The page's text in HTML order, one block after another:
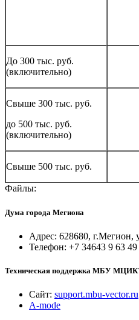
До 300 тыс. руб.
(включительно)
Свыше 300 тыс. руб.
до 500 тыс. руб.
(включительно)
Свыше 500 тыс. руб.
Файлы:
Дума города Мегиона
Адрес: 628680, г.Мегион,
Телефон: +7 34643 9 63 49
Техническая поддержка МБУ
Сайт: support.mbu-vector.ru
A-mode